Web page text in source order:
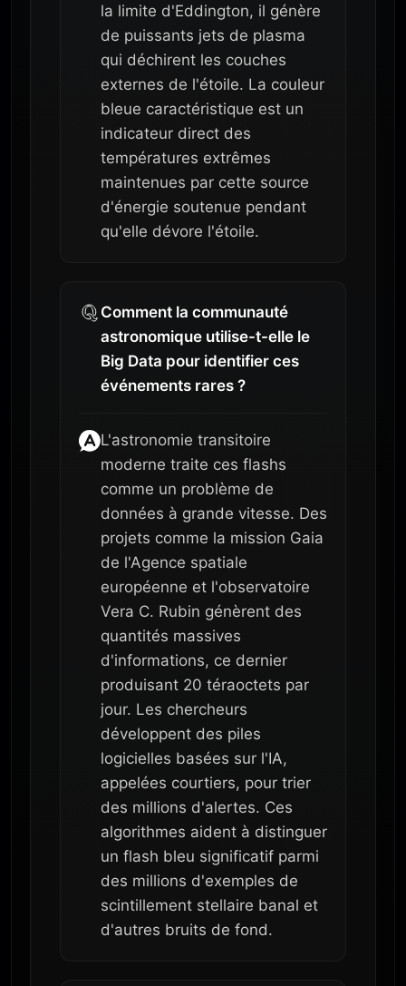
la limite d'Eddington, il génère
de puissants jets de plasma
qui déchirent les couches
externes de l'étoile. La couleur
bleue caractéristique est un
indicateur direct des
températures extrêmes
maintenues par cette source
d'énergie soutenue pendant
qu'elle dévore l'étoile.
Comment la communauté
astronomique utilise-t-elle le
Big Data pour identifier ces
événements rares ?
L'astronomie transitoire
moderne traite ces flashs
comme un problème de
données à grande vitesse. Des
projets comme la mission Gaia
de l'Agence spatiale
européenne et l'observatoire
Vera C. Rubin génèrent des
quantités massives
d'informations, ce dernier
produisant 20 téraoctets par
jour. Les chercheurs
développent des piles
logicielles basées sur l'IA,
appelées courtiers, pour trier
des millions d'alertes. Ces
algorithmes aident à distinguer
un flash bleu significatif parmi
des millions d'exemples de
scintillement stellaire banal et
d'autres bruits de fond.